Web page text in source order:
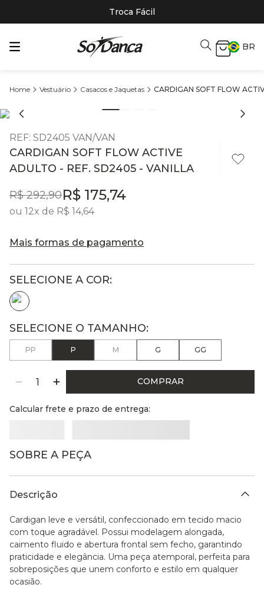
Troca Fácil
BR
Vestuário Casacos e Jaquetas CARDIGAN SOFT FLOW
REF: SD2405 VAN/VAN
CARDIGAN SOFT FLOW ACTIVE
ADULTO - REF. SD2405 - VANILLA
R$ 292,90R$ 175,74
ou 12x de R$ 14,64
Mais formas de pagamento
PP P M G GG
COMPRAR
Calcular frete e prazo de entrega:
SOBRE A PEÇA
Descrição
Cardigan leve e versátil, confeccionado em tecido macio
com toque agradável. Possui modelagem alongada,
caimento fluido e abertura frontal sem fecho, garantindo
praticidade e elegância. Uma peça atemporal, perfeita para
sobreposições que unem conforto e estilo em qualquer
ocasião.